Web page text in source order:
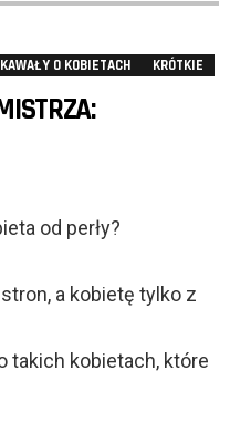
KAWAŁY O KOBIETACH KRÓTKIE
od perły?
a kobietę tylko z
takich kobietach, które